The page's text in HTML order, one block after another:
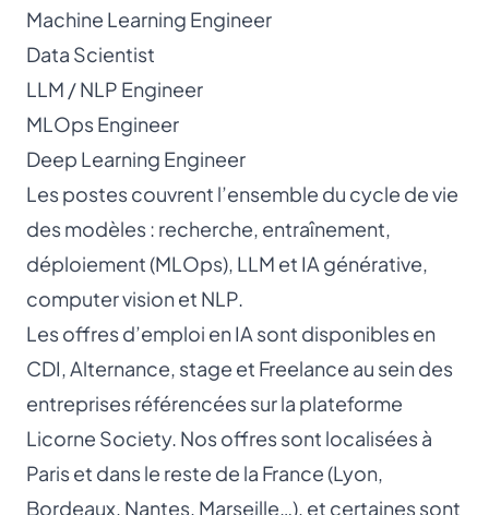
Machine Learning Engineer
Data Scientist
LLM / NLP Engineer
MLOps Engineer
Deep Learning Engineer
Les postes couvrent l’ensemble du cycle de vie
des modèles : recherche, entraînement,
déploiement (MLOps), LLM et IA générative,
computer vision et NLP.
Les offres d’emploi en IA sont disponibles en
CDI, Alternance, stage et Freelance au sein des
entreprises référencées sur la plateforme
Licorne Society. Nos offres sont localisées à
Paris et dans le reste de la France (Lyon,
Bordeaux, Nantes, Marseille…), et certaines sont